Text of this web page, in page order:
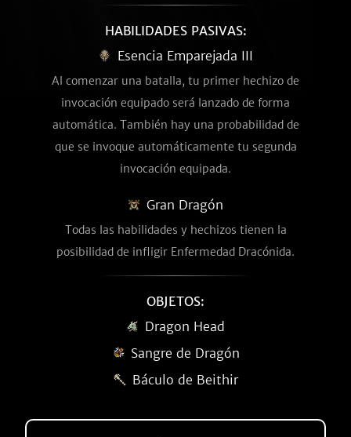
HABILIDADES PASIVAS:
Esencia Emparejada III
Al comenzar una batalla, tu primer hechizo de
invocación equipado será lanzado de forma
automática. También hay una probabilidad de
que se invoque automáticamente tu segunda
invocación equipada.
Gran Dragón
Todas las habilidades y hechizos tienen la
posibilidad de infligir Enfermedad Dracónida.
OBJETOS:
Dragon Head
Sangre de Dragón
Báculo de Beithir